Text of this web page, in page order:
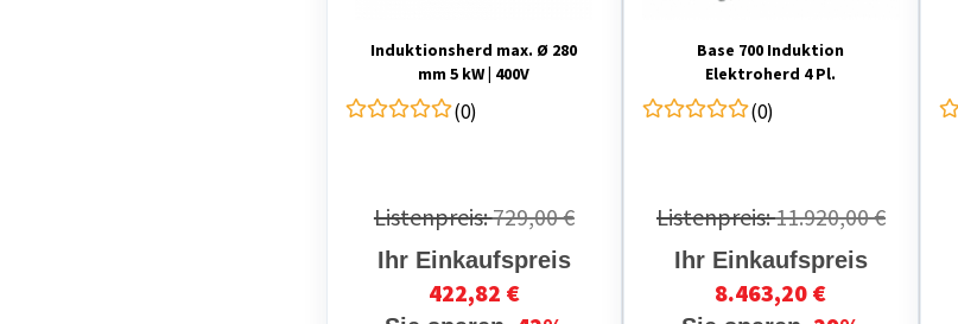
Induktionsherd max. Ø 280
mm 5 kW | 400V
(0)
Listenpreis:729,00 €
Ihr Einkaufspreis
422,82 €
Base 700 Induktion
Elektroherd 4 Pl.
(0)
Listenpreis:11.920,00 €
Ihr Einkaufspreis
8.463,20 €